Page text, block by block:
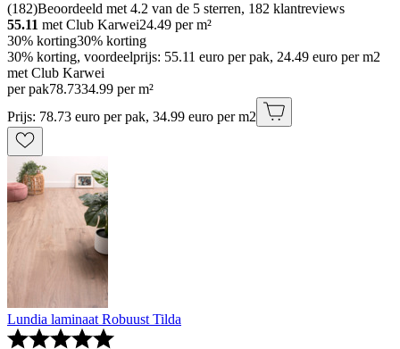
(182)Beoordeeld met 4.2 van de 5 sterren, 182 klantreviews
55.11 met Club Karwei24.49 per m²
30% korting30% korting
30% korting, voordeelprijs: 55.11 euro per pak, 24.49 euro per m2
met Club Karwei
per pak78.7334.99 per m²
Prijs: 78.73 euro per pak, 34.99 euro per m2
Lundia laminaat Robuust Tilda